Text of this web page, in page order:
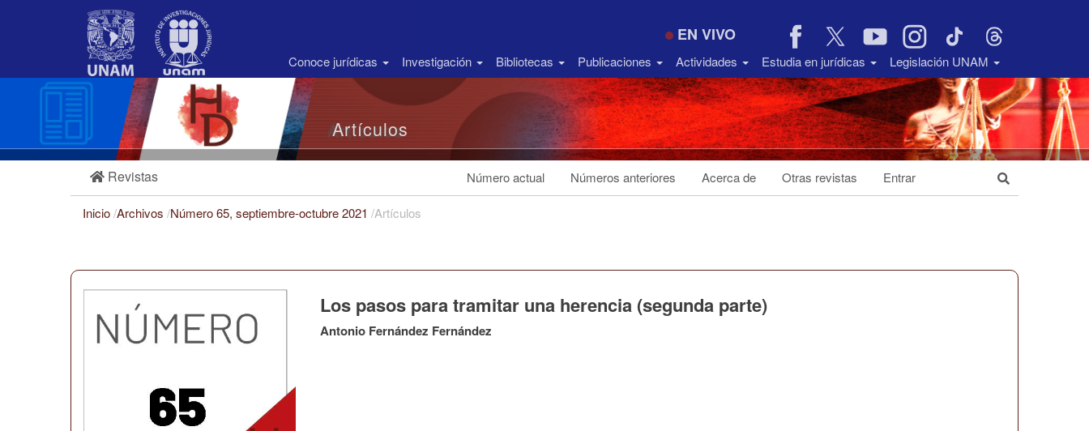
Barra
EN VIVO
Conoce jurídicas Investigación Bibliotecas Publicaciones Actividades Estudia en jurídicas Legislación UNAM
Artículos
Revistas Número actual Números anteriores Acerca de Otras revistas Entrar
Inicio/Archivos /Número 65, septiembre-octubre 2021 /Artículos
Los pasos para tramitar una herencia (segunda parte)
Antonio Fernández Fernández